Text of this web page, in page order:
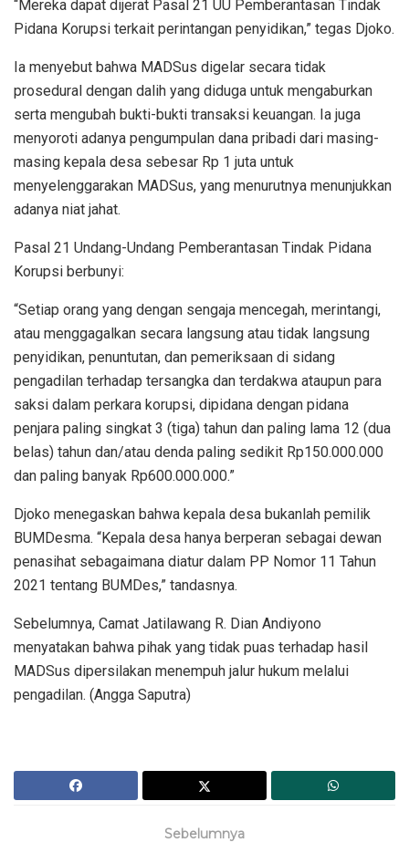
“Mereka dapat dijerat Pasal 21 UU Pemberantasan Tindak
Pidana Korupsi terkait perintangan penyidikan,” tegas Djoko.
Ia menyebut bahwa MADSus digelar secara tidak
prosedural dengan dalih yang diduga untuk mengaburkan
serta mengubah bukti-bukti transaksi keuangan. Ia juga
menyoroti adanya pengumpulan dana pribadi dari masing-
masing kepala desa sebesar Rp 1 juta untuk
menyelenggarakan MADSus, yang menurutnya menunjukkan
adanya niat jahat.
Pasal 21 Undang-Undang Pemberantasan Tindak Pidana
Korupsi berbunyi:
“Setiap orang yang dengan sengaja mencegah, merintangi,
atau menggagalkan secara langsung atau tidak langsung
penyidikan, penuntutan, dan pemeriksaan di sidang
pengadilan terhadap tersangka dan terdakwa ataupun para
saksi dalam perkara korupsi, dipidana dengan pidana
penjara paling singkat 3 (tiga) tahun dan paling lama 12 (dua
belas) tahun dan/atau denda paling sedikit Rp150.000.000
dan paling banyak Rp600.000.000.”
Djoko menegaskan bahwa kepala desa bukanlah pemilik
BUMDesma. “Kepala desa hanya berperan sebagai dewan
penasihat sebagaimana diatur dalam PP Nomor 11 Tahun
2021 tentang BUMDes,” tandasnya.
Sebelumnya, Camat Jatilawang R. Dian Andiyono
menyatakan bahwa pihak yang tidak puas terhadap hasil
MADSus dipersilakan menempuh jalur hukum melalui
pengadilan. (Angga Saputra)
Sebelumnya